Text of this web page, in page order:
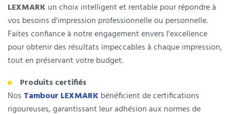
LEXMARK un choix intelligent et rentable pour répondre à
vos besoins d'impression professionnelle ou personnelle.
Faites confiance à notre engagement envers l'excellence
pour obtenir des résultats impeccables à chaque impression,
tout en préservant votre budget.
Produits certifiés
Nos Tambour LEXMARK bénéficient de certifications
rigoureuses, garantissant leur adhésion aux normes de